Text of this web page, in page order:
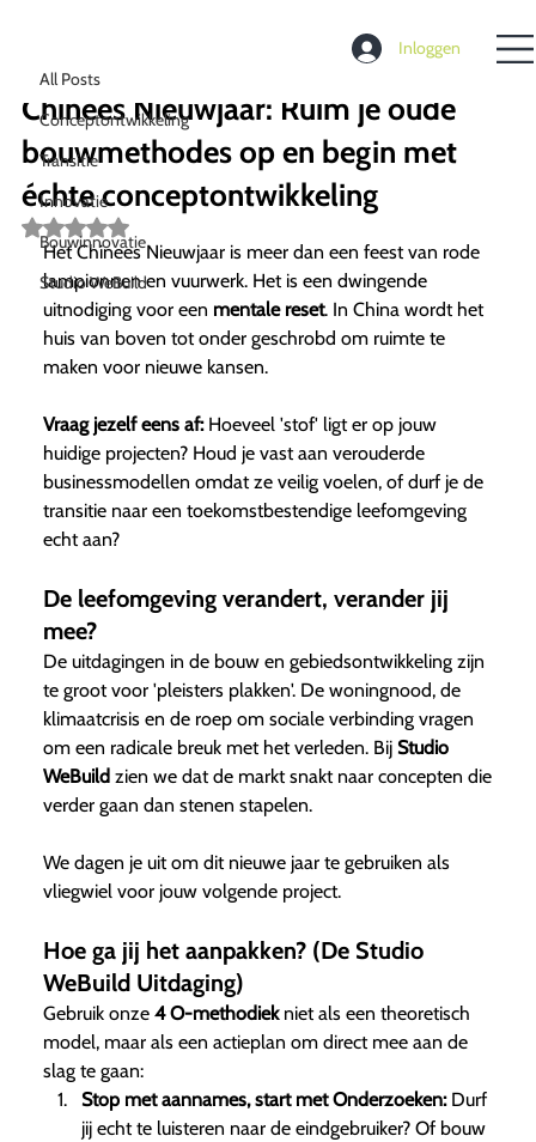
Inloggen
All Posts
Conceptontwikkeling
Transitie
Innovatie
Bouwinnovatie
Studio WeBuild
Chinees Nieuwjaar: Ruim je oude
bouwmethodes op en begin met
échte conceptontwikkeling
Beoordeeld
met
NaN
uit
5
sterren.
Het Chinees Nieuwjaar is meer dan een feest van rode
lampionnen en vuurwerk. Het is een dwingende
uitnodiging voor een mentale reset. In China wordt het
huis van boven tot onder geschrobd om ruimte te
maken voor nieuwe kansen.
Vraag jezelf eens af:Hoeveel 'stof' ligt er op jouw
huidige projecten? Houd je vast aan verouderde
businessmodellen omdat ze veilig voelen, of durf je de
transitie naar een toekomstbestendige leefomgeving
echt aan?
De leefomgeving verandert, verander jij
mee?
De uitdagingen in de bouw en gebiedsontwikkeling zijn
te groot voor 'pleisters plakken'. De woningnood, de
klimaatcrisis en de roep om sociale verbinding vragen
om een radicale breuk met het verleden. Bij Studio
WeBuild zien we dat de markt snakt naar concepten die
verder gaan dan stenen stapelen.
We dagen je uit om dit nieuwe jaar te gebruiken als
vliegwiel voor jouw volgende project.
Hoe ga jij het aanpakken? (De Studio
WeBuild Uitdaging)
Gebruik onze 4 O-methodiekniet als een theoretisch
model, maar als een actieplan om direct mee aan de
slag te gaan:
Stop met aannames, start met Onderzoeken:Durf
jij echt te luisteren naar de eindgebruiker? Of bouw